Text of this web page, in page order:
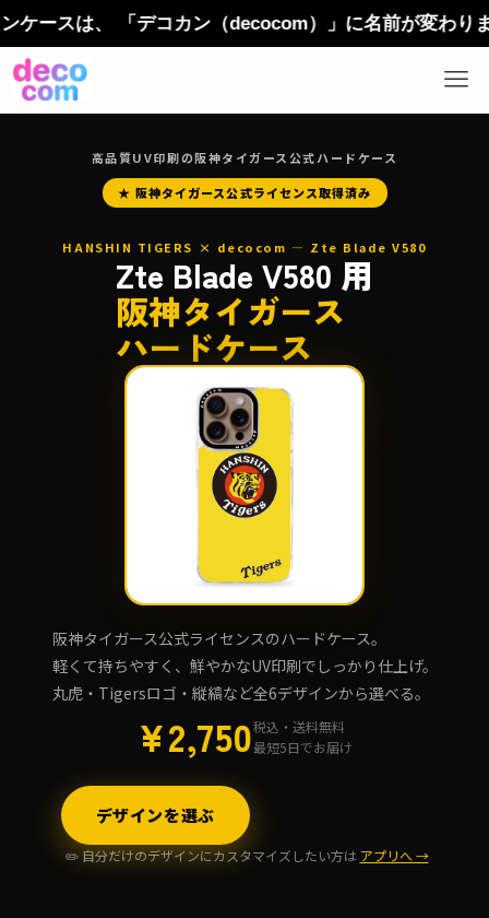
、 「デコカン（decocom）」に名前が変わりました。
高品質UV印刷の阪神タイガース公式ハードケース
★ 阪神タイガース公式ライセンス取得済み
HANSHIN TIGERS × decocom — Zte Blade V580
Zte Blade V580 用
阪神タイガース
ハードケース
阪神タイガース公式ライセンスのハードケース。
軽くて持ちやすく、鮮やかなUV印刷でしっかり仕上げ。
丸虎・Tigersロゴ・縦縞など全6デザインから選べる。
¥2,750税込・送料無料
最短5日でお届け
デザインを選ぶ
✏️ 自分だけのデザインにカスタマイズしたい方は アプリへ →